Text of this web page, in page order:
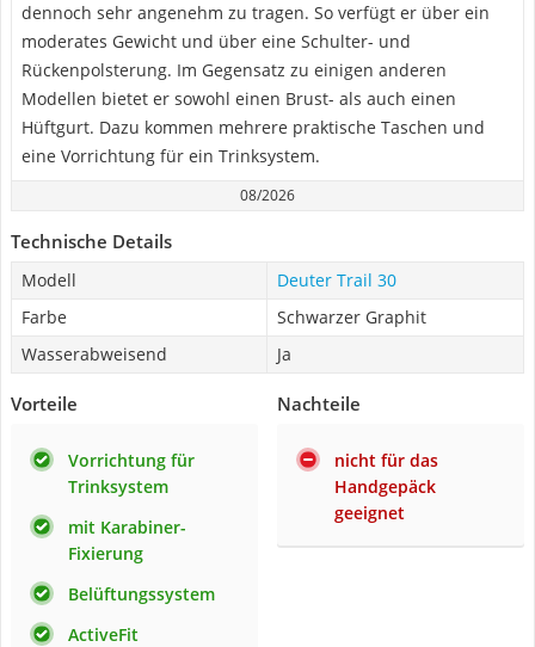
dennoch sehr angenehm zu tragen. So verfügt er über ein
moderates Gewicht und über eine Schulter- und
Rückenpolsterung. Im Gegensatz zu einigen anderen
Modellen bietet er sowohl einen Brust- als auch einen
Hüftgurt. Dazu kommen mehrere praktische Taschen und
eine Vorrichtung für ein Trinksystem.
08/2026
Technische Details
Modell
Deuter Trail 30
Farbe
Schwarzer Graphit
Wasserabweisend
Ja
Vorteile
Vorrichtung für
Trinksystem
mit Karabiner-
Fixierung
Belüftungssystem
ActiveFit
Nachteile
nicht für das
Handgepäck
geeignet